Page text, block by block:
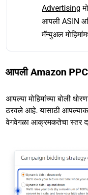
Advertising
आपली ASIN
मॅन्युअल
आपली Amazon PPC-
आपल्या मोहिमांच्या बोली
ठरवले आहे. यासाठी
वेगवेगळा आक्रमकतेचा स्तर